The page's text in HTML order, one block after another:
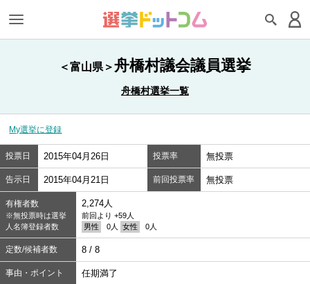
＜富山県＞舟橋村議会議員選挙
舟橋村選挙一覧
My選挙に登録
投票日 2015年04月26日 投票率 無投票
告示日 2015年04月21日 前回投票率 無投票
有権者数
※無投票時は選挙
人名簿登録者数
2,274人
前回より +59人
男性
0人 女性 0人
定数/候補者数 8 / 8
事由・ポイント 任期満了